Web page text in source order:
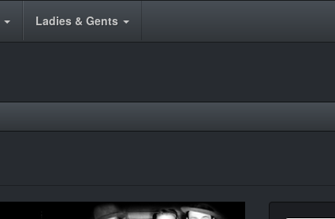
Ladies & Gents